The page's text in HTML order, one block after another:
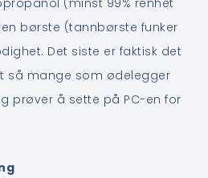
(minst 99% renhet
børste (tannbørste funker
Det siste er faktisk det
så mange som ødelegger
prøver å sette på PC-en for